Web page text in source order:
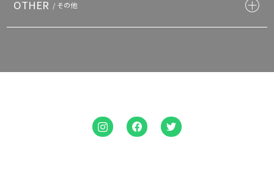
OTHER / その他